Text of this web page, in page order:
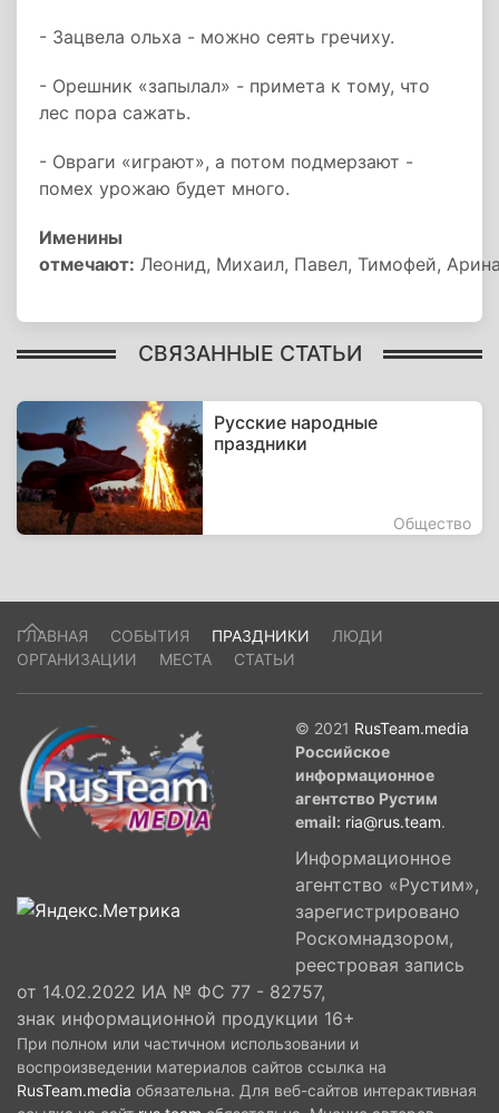
- Зацвела ольха - можно сеять гречиху.
- Орешник «запылал» - примета к тому, что
лес пора сажать.
- Овраги «играют», а потом подмерзают -
помех урожаю будет много.
Именины
отмечают: Леонид, Михаил, Павел, Тимофей,
СВЯЗАННЫЕ СТАТЬИ
Русские народные
праздники
Общество
ГЛАВНАЯ СОБЫТИЯ ПРАЗДНИКИ
ЛЮДИ
ОРГАНИЗАЦИИ
МЕСТА СТАТЬИ
© 2021 RusTeam.media
Российское
информационное
агентство Рустим
email: ria@rus.team.
Информационное
агентство «Рустим»,
зарегистрировано
Роскомнадзором,
реестровая запись
от 14.02.2022 ИА № ФС 77 - 82757,
знак информационной продукции 16+
При полном или частичном использовании и
воспроизведении материалов сайтов ссылка на
RusTeam.media обязательна. Для веб-сайтов интерактивная